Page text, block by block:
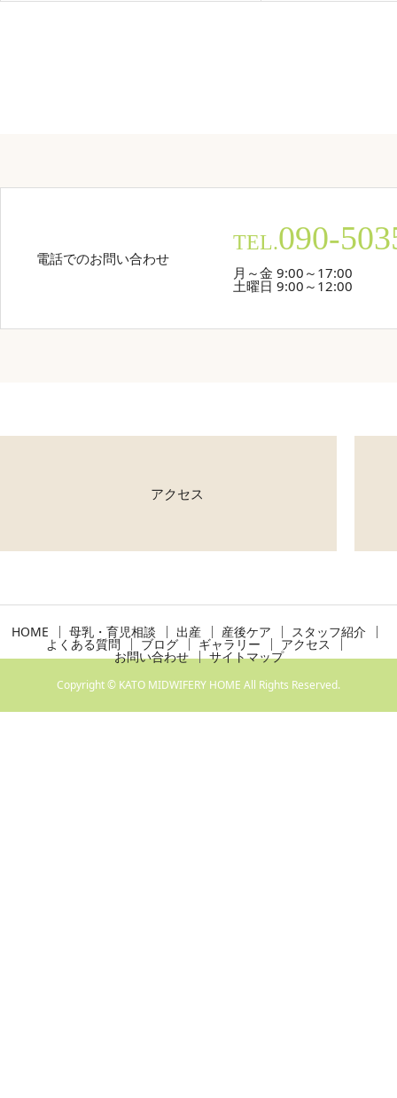
電話でのお問い合わせ
TEL.090-
月～金 9:00～17:00
土曜日 9:00～12:00
アクセス
HOME 母乳・育児相談 出産 産後ケア スタッフ紹介
よくある質問 ブログ ギャラリー アクセス
お問い合わせ サイトマップ
Copyright © KATO MIDWIFERY HOME All Rights Reserved.